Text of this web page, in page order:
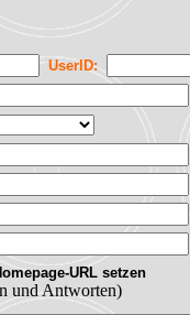
UserID:
URL setzen
und Antworten)